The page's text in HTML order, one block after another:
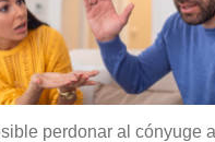
perdonar al cónyuge